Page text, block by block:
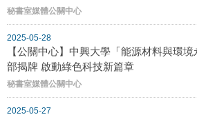
秘書室媒體公關中心
2025-05-28
【公關中心】中興大學「能源材料與環
部揭牌 啟動綠色科技新篇章
秘書室媒體公關中心
2025-05-27